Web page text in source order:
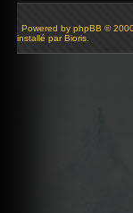
Powered by phpBB ©
installé par Bioris.